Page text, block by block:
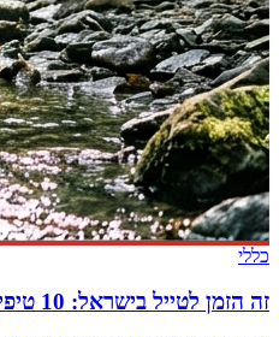
כללי
זה הזמן לטייל בישראל: 10 טיפים לימי טיול קיציים בארץ